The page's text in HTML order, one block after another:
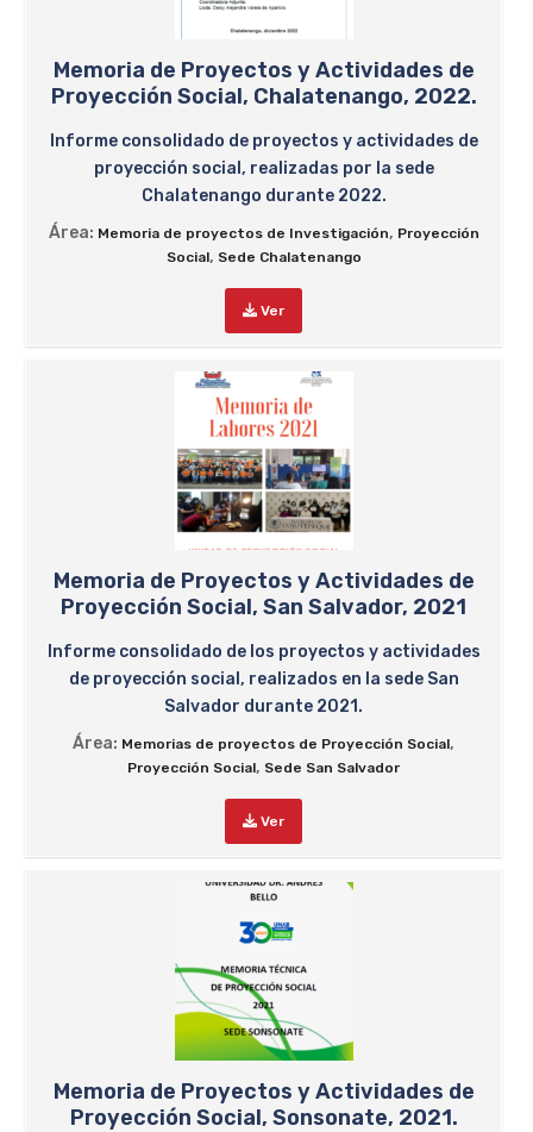
Memoria de Proyectos y Actividades de
Proyección Social, Chalatenango, 2022.
Informe consolidado de proyectos y actividades de
proyección social, realizadas por la sede
Chalatenango durante 2022.
Área: Memoria de proyectos de Investigación, Proyección
Social, Sede Chalatenango
Ver
Memoria de Proyectos y Actividades de
Proyección Social, San Salvador, 2021
Informe consolidado de los proyectos y actividades
de proyección social, realizados en la sede San
Salvador durante 2021.
Área: Memorias de proyectos de Proyección Social,
Proyección Social, Sede San Salvador
Ver
Memoria de Proyectos y Actividades de
Proyección Social, Sonsonate, 2021.